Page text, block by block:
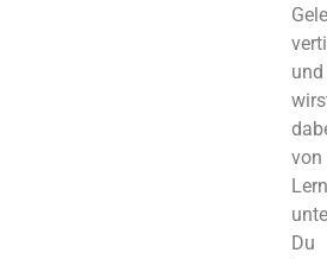
und
von
Du